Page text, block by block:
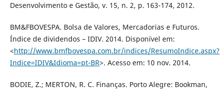
Desenvolvimento e Gestão, v. 15, n. 2, p. 163-174, 2012.
BM&FBOVESPA. Bolsa de Valores, Mercadorias e Futuros.
Índice de dividendos – IDIV. 2014. Disponível em:
<http://www.bmfbovespa.com.br/indices/ResumoIndice.aspx?
Indice=IDIV&Idioma=pt-BR>. Acesso em: 10 nov. 2014.
BODIE, Z.; MERTON, R. C. Finanças. Porto Alegre: Bookman,